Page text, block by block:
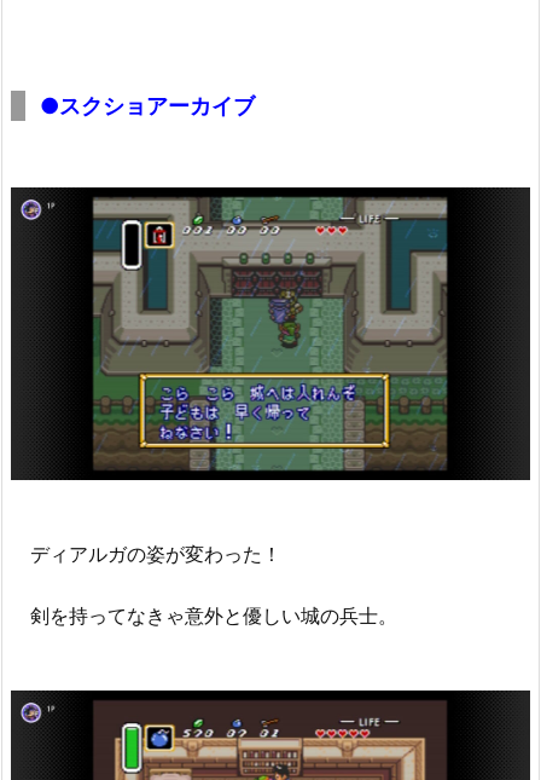
●スクショアーカイブ
ディアルガの姿が変わった！
剣を持ってなきゃ意外と優しい城の兵士。